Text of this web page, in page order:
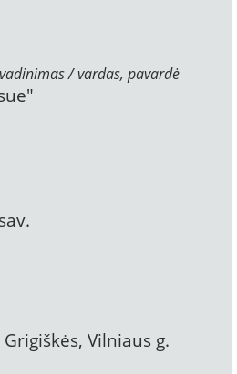
/ vardas, pavardė
Vilniaus g.